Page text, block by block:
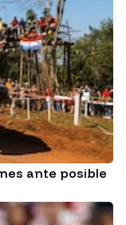
ante posible